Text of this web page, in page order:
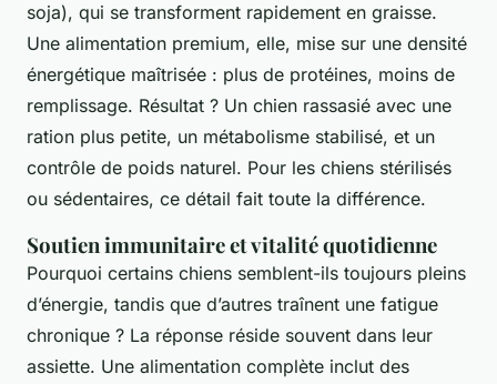
soja), qui se transforment rapidement en graisse.
Une alimentation premium, elle, mise sur une densité
énergétique maîtrisée : plus de protéines, moins de
remplissage. Résultat ? Un chien rassasié avec une
ration plus petite, un métabolisme stabilisé, et un
contrôle de poids naturel. Pour les chiens stérilisés
ou sédentaires, ce détail fait toute la différence.
Soutien immunitaire et vitalité quotidienne
Pourquoi certains chiens semblent-ils toujours pleins
d’énergie, tandis que d’autres traînent une fatigue
chronique ? La réponse réside souvent dans leur
assiette. Une alimentation complète inclut des